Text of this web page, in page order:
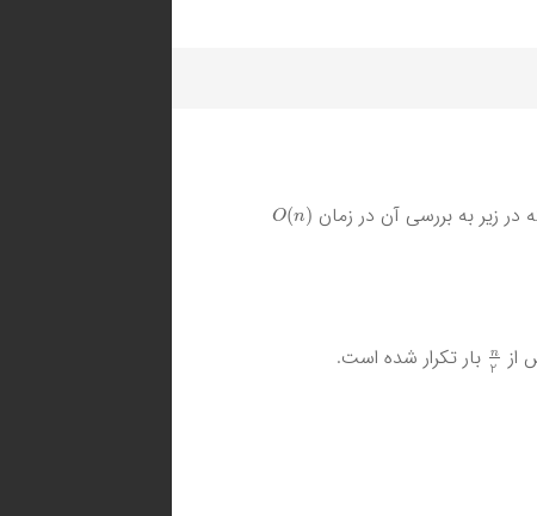
زیر به بررسی آن در زمان O(n )
از n2 بار تکرار شده است.